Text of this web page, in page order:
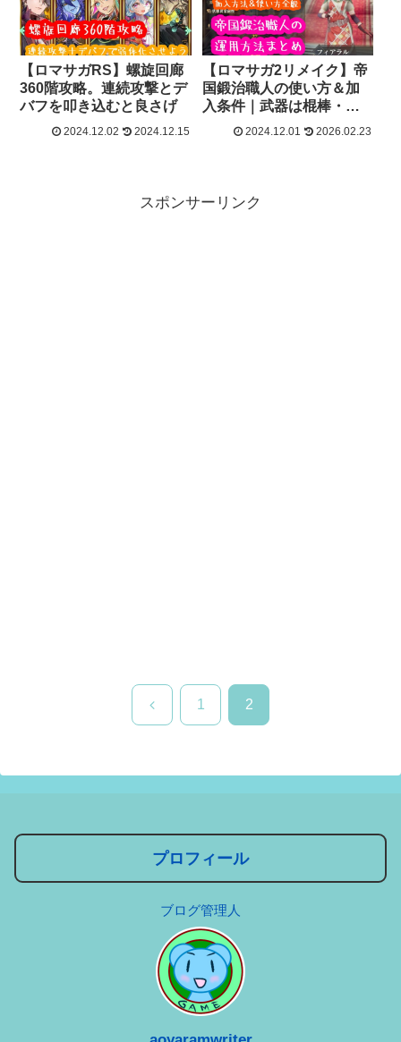
【ロマサガRS】螺旋回廊
360階攻略。連続攻撃とデ
バフを叩き込むと良さげ
2024.12.02 2024.12.15
【ロマサガ2リメイク】帝
国鍛治職人の使い方＆加
入条件｜武器は棍棒・斧
がベスト
2024.12.01 2026.02.23
スポンサーリンク
前 1 2
プロフィール
ブログ管理人